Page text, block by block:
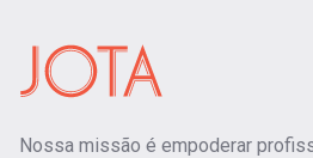
Nossa missão é empoderar